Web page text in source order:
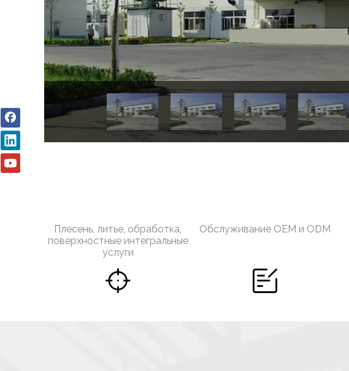
Плесень, литье, обработка,
поверхностные интегральные
услуги
Обслуживание OEM и ODM